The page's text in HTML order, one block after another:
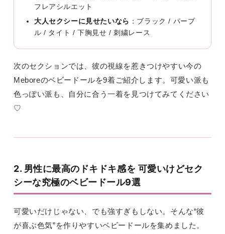
フレアシルエット
大人セクシーに見せたいなら ：ブラック / パープ
ル / タイト / 下胸見せ / 刺繍レース
次のセクションでは、彼の視線を惹きつけやすい今の
Meboreのベビードールを9着ご紹介します。可愛い派も
色っぽい派も、自分に合う一着を見つけてみてください
♡
2. 男性に最高のドキドキ感を 可愛いけどセク
シーな究極のベビードール9選
可愛いだけじゃない、でも強すぎもしない。そんな“彼
が喜ぶ色気”を作りやすいベビードールを集めました。